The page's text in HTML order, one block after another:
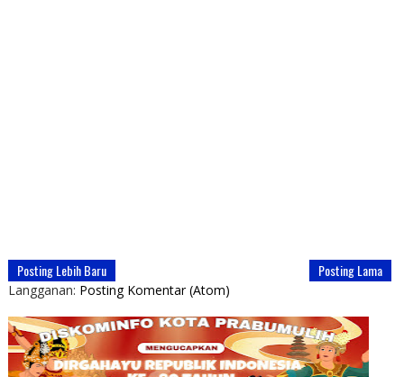
Posting Lebih Baru Posting Lama
Langganan: Posting Komentar (Atom)